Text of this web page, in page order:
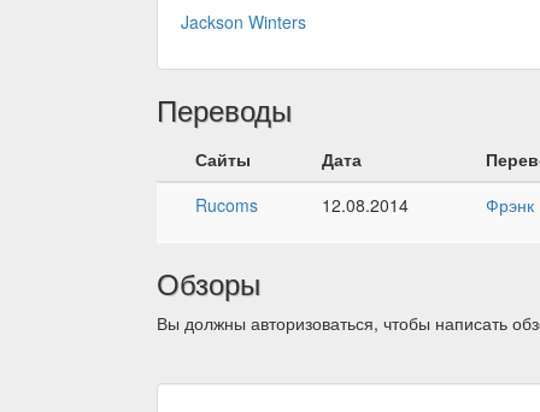
Jackson Winters
Переводы
Сайты Дата
Rucoms
12.08.2014 Фрэнк
Обзоры
Вы должны авторизоваться, чтобы написать